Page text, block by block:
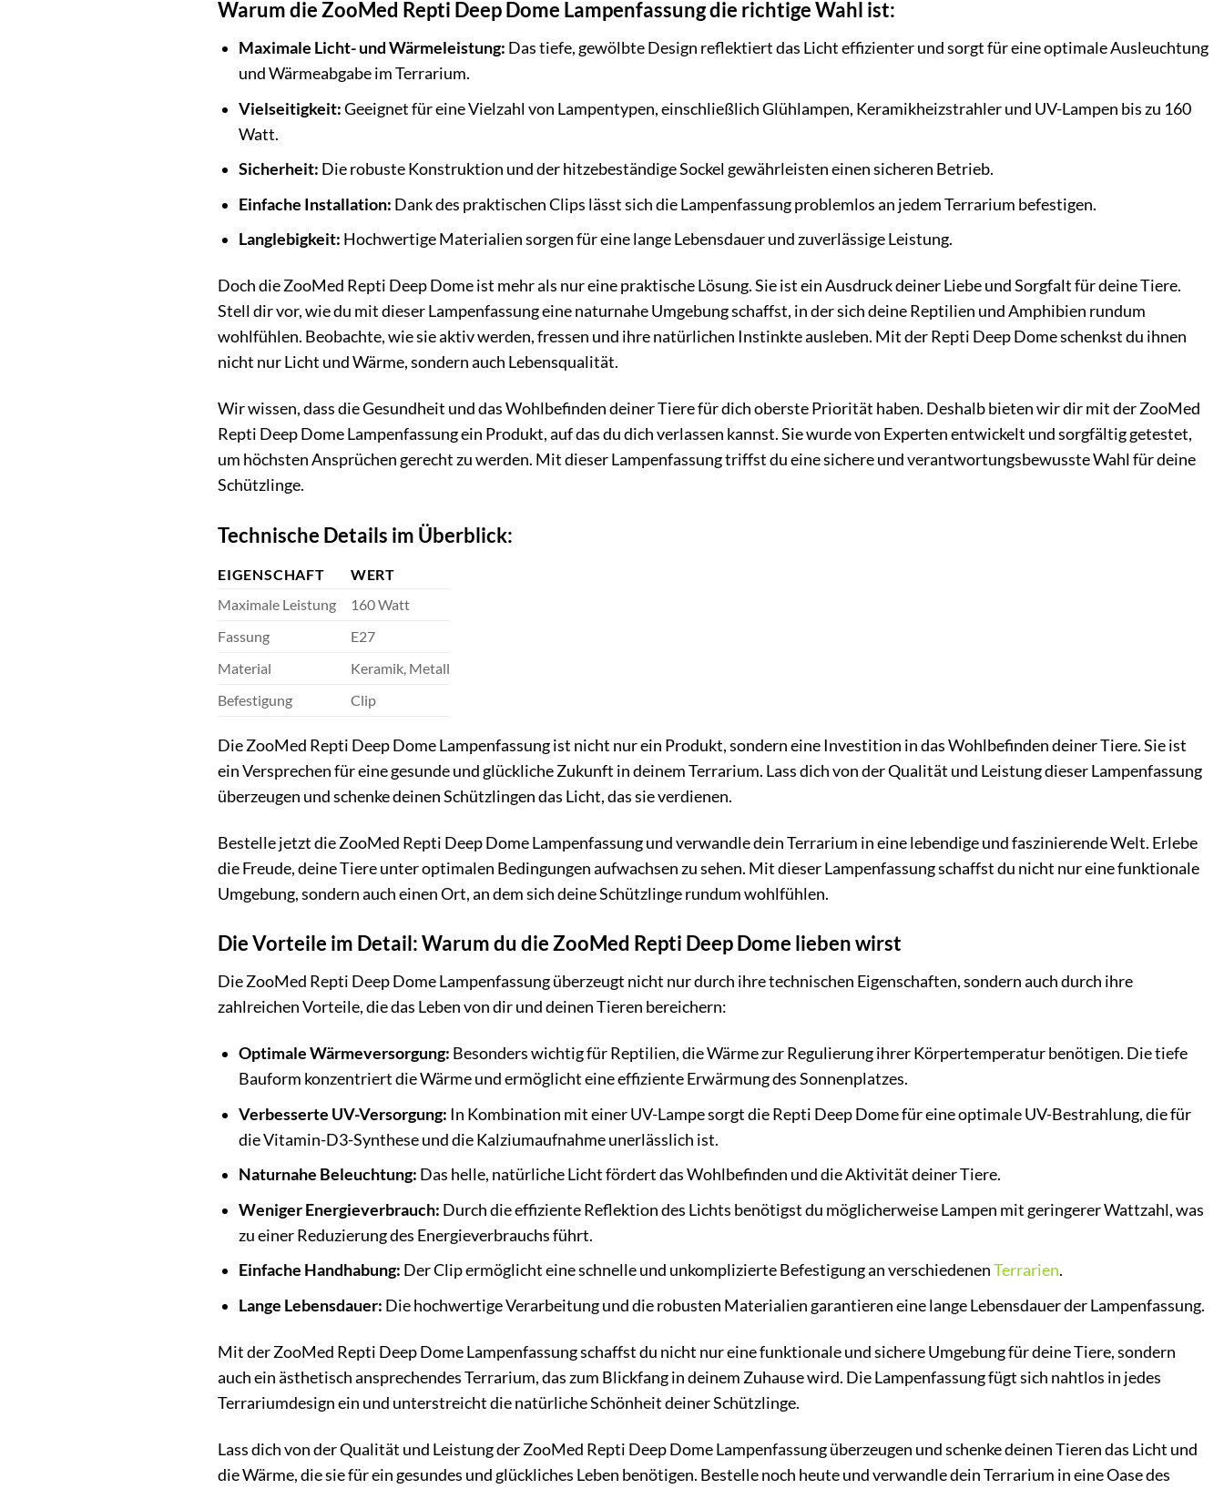
Warum die ZooMed Repti Deep Dome Lampenfassung die richtige Wahl ist:
Maximale Licht- und Wärmeleistung: Das tiefe, gewölbte Design reflektiert das Licht effizienter und sorgt für eine optimale Ausleuchtung
und Wärmeabgabe im Terrarium.
Vielseitigkeit:Geeignet für eine Vielzahl von Lampentypen, einschließlich Glühlampen, Keramikheizstrahler und UV-Lampen bis zu 160
Watt.
Sicherheit: Die robuste Konstruktion und der hitzebeständige Sockel gewährleisten einen sicheren Betrieb.
Einfache Installation: Dank des praktischen Clips lässt sich die Lampenfassung problemlos an jedem Terrarium befestigen.
Langlebigkeit: Hochwertige Materialien sorgen für eine lange Lebensdauer und zuverlässige Leistung.
Doch die ZooMed Repti Deep Dome ist mehr als nur eine praktische Lösung. Sie ist ein Ausdruck deiner Liebe und Sorgfalt für deine Tiere.
Stell dir vor, wie du mit dieser Lampenfassung eine naturnahe Umgebung schaffst, in der sich deine Reptilien und Amphibien rundum
wohlfühlen. Beobachte, wie sie aktiv werden, fressen und ihre natürlichen Instinkte ausleben. Mit der Repti Deep Dome schenkst du ihnen
nicht nur Licht und Wärme, sondern auch Lebensqualität.
Wir wissen, dass die Gesundheit und das Wohlbefinden deiner Tiere für dich oberste Priorität haben. Deshalb bieten wir dir mit der ZooMed
Repti Deep Dome Lampenfassung ein Produkt, auf das du dich verlassen kannst. Sie wurde von Experten entwickelt und sorgfältig getestet,
um höchsten Ansprüchen gerecht zu werden. Mit dieser Lampenfassung triffst du eine sichere und verantwortungsbewusste Wahl für deine
Schützlinge.
Technische Details im Überblick:
EIGENSCHAFT
WERT
Maximale Leistung
160 Watt
Fassung
E27
Material
Keramik, Metall
Befestigung
Clip
Die ZooMed Repti Deep Dome Lampenfassung ist nicht nur ein Produkt, sondern eine Investition in das Wohlbefinden deiner Tiere. Sie ist
ein Versprechen für eine gesunde und glückliche Zukunft in deinem Terrarium. Lass dich von der Qualität und Leistung dieser Lampenfassung
überzeugen und schenke deinen Schützlingen das Licht, das sie verdienen.
Bestelle jetzt die ZooMed Repti Deep Dome Lampenfassung und verwandle dein Terrarium in eine lebendige und faszinierende Welt. Erlebe
die Freude, deine Tiere unter optimalen Bedingungen aufwachsen zu sehen. Mit dieser Lampenfassung schaffst du nicht nur eine funktionale
Umgebung, sondern auch einen Ort, an dem sich deine Schützlinge rundum wohlfühlen.
Die Vorteile im Detail: Warum du die ZooMed Repti Deep Dome lieben wirst
Die ZooMed Repti Deep Dome Lampenfassung überzeugt nicht nur durch ihre technischen Eigenschaften, sondern auch durch ihre
zahlreichen Vorteile, die das Leben von dir und deinen Tieren bereichern:
Optimale Wärmeversorgung: Besonders wichtig für Reptilien, die Wärme zur Regulierung ihrer Körpertemperatur benötigen. Die tiefe
Bauform konzentriert die Wärme und ermöglicht eine effiziente Erwärmung des Sonnenplatzes.
Verbesserte UV-Versorgung: In Kombination mit einer UV-Lampe sorgt die Repti Deep Dome für eine optimale UV-Bestrahlung, die für
die Vitamin-D3-Synthese und die Kalziumaufnahme unerlässlich ist.
Naturnahe Beleuchtung: Das helle, natürliche Licht fördert das Wohlbefinden und die Aktivität deiner Tiere.
Weniger Energieverbrauch: Durch die effiziente Reflektion des Lichts benötigst du möglicherweise Lampen mit geringerer Wattzahl, was
zu einer Reduzierung des Energieverbrauchs führt.
Einfache Handhabung: Der Clip ermöglicht eine schnelle und unkomplizierte Befestigung an verschiedenenTerrarien.
Lange Lebensdauer: Die hochwertige Verarbeitung und die robusten Materialien garantieren eine lange Lebensdauer der Lampenfassung.
Mit der ZooMed Repti Deep Dome Lampenfassung schaffst du nicht nur eine funktionale und sichere Umgebung für deine Tiere, sondern
auch ein ästhetisch ansprechendes Terrarium, das zum Blickfang in deinem Zuhause wird. Die Lampenfassung fügt sich nahtlos in jedes
Terrariumdesign ein und unterstreicht die natürliche Schönheit deiner Schützlinge.
Lass dich von der Qualität und Leistung der ZooMed Repti Deep Dome Lampenfassung überzeugen und schenke deinen Tieren das Licht und
die Wärme, die sie für ein gesundes und glückliches Leben benötigen. Bestelle noch heute und verwandle dein Terrarium in eine Oase des